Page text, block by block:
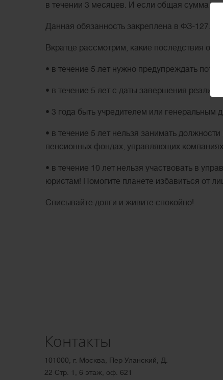
в течении 3 месяцев. И если общая сумма
Данная обязанность закреплена в ФЗ-127.
Вкратце рассмотрим, какие последствия
• в течение 5 лет нужно предупреждать
• в течение 5 лет с даты завершения
• 3 года быть учредителем или
• в течение 5 лет нельзя занимать
пенсионных фондах, управляющих
• в течение 10 лет нельзя участвовать в
юристам! Помогите планете избавиться от
Списывайте долги и живите спокойно!
Контакты
101000, г. Москва, Пер Уланский, Д.
22 Стр. 1, 6 этаж, оф. 621